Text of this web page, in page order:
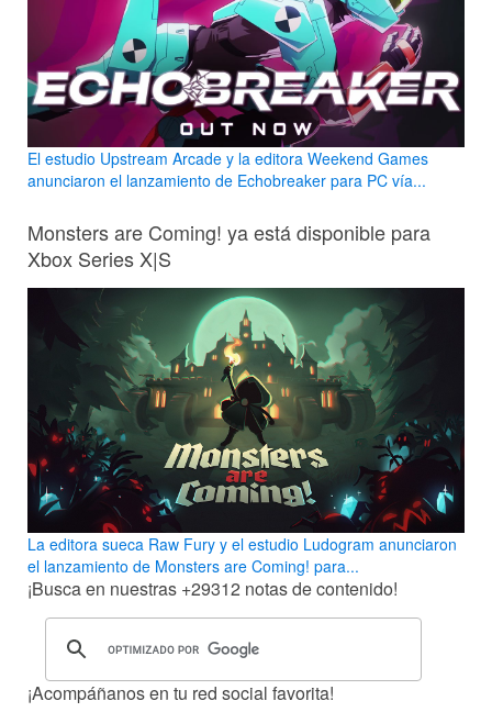
El estudio Upstream Arcade y la editora Weekend Games
anunciaron el lanzamiento de Echobreaker para PC vía...
Monsters are Coming! ya está disponible para
Xbox Series X|S
La editora sueca Raw Fury y el estudio Ludogram anunciaron
el lanzamiento de Monsters are Coming! para...
¡Busca en nuestras +29312 notas de contenido!
¡Acompáñanos en tu red social favorita!